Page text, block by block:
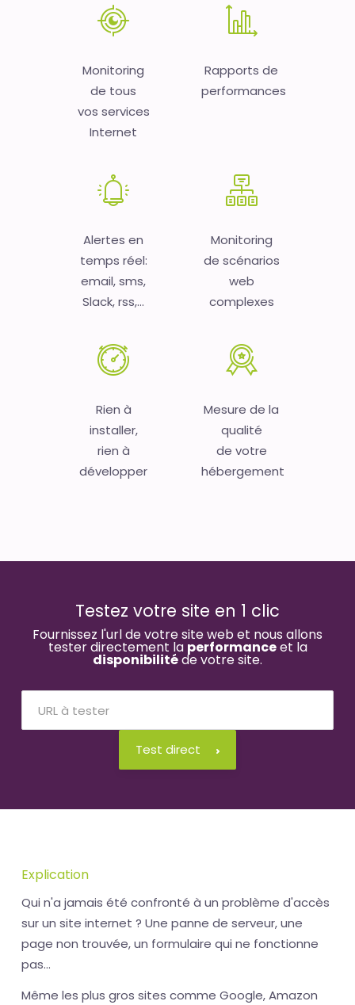
Monitoring
de tous
vos services
Internet
Rapports de
performances
Alertes en
temps réel:
email, sms,
Slack, rss,...
Monitoring
de scénarios
web
complexes
Rien à
installer,
rien à
développer
Mesure de la
qualité
de votre
hébergement
Testez votre site en 1 clic
Fournissez l'url de votre site web et nous allons
tester directement la performanceet la
disponibilitéde votre site.
Test direct
Explication
Qui n'a jamais été confronté à un problème d'accès
sur un site internet ? Une panne de serveur, une
page non trouvée, un formulaire qui ne fonctionne
pas...
Même les plus gros sites comme Google, Amazon